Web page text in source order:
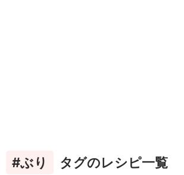
#ぶり タグのレシピ一覧